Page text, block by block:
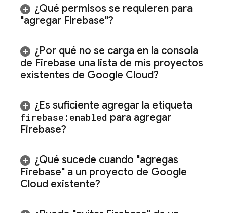
¿Qué permisos se requieren para
"agregar Firebase"?
¿Por qué no se carga en la consola
de Firebase una lista de mis proyectos
existentes de Google Cloud?
¿Es suficiente agregar la etiqueta
firebase:enabled para agregar
Firebase?
¿Qué sucede cuando "agregas
Firebase" a un proyecto de Google
Cloud existente?